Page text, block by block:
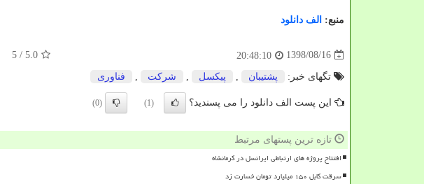
منبع: الف دانلود
1398/08/16
20:48:10
5.0
/ 5
تگهای خبر: پشتیبان پیكسل شركت فناوری
این پست الف دانلود را می پسندید؟ (1)
(0)
تازه ترین پستهای مرتبط
افتتاح پروژه های ارتباطی ایرانسل در کرمانشاه
سرقت کابل ۱۵۰ میلیارد تومان خسارت زد